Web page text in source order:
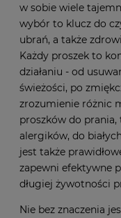
w sobie wiele
wybór to klucz do
ubrań, a także
Każdy proszek to
działaniu - od
świeżości, po
zrozumienie różnic
proszków do
alergików, do
jest także
zapewni efektywne
długiej żywotności
Nie bez znaczenia